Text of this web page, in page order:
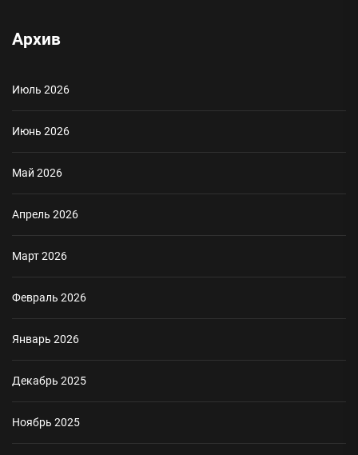
Архив
Июль 2026
Июнь 2026
Май 2026
Апрель 2026
Март 2026
Февраль 2026
Январь 2026
Декабрь 2025
Ноябрь 2025